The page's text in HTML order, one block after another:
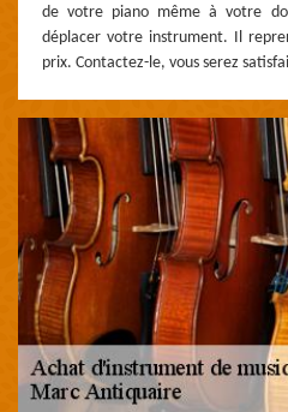
de votre piano même à votre
déplacer votre instrument. Il
prix. Contactez-le, vous serez